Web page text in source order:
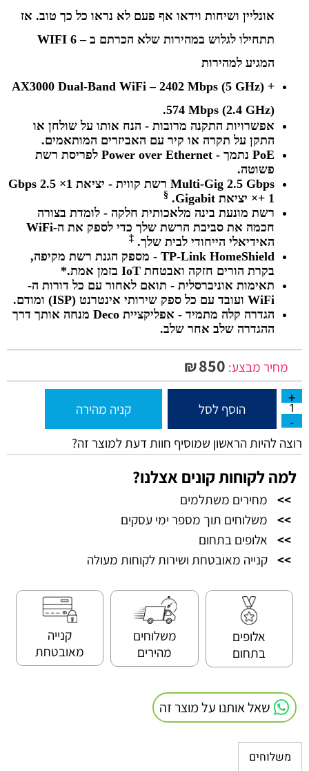
אונליין ושיחות וידאו אף פעם לא נראו כל כך טוב. אז
תתחילו לגלוש במהירות שלא הכרתם ב – WIFI 6
המגיע למהירות
AX3000 Dual-Band WiFi –2402 Mbps (5 GHz) +
574 Mbps (2.4 GHz).
אפשרויות התקנה מרובות - הנח אותו על שולחן או
התקן על תקרה או קיר עם האביזרים המותאמים.
PoE נתמך -
Power over Ethernet לפריסת רשת
פשוטה.
Multi-Gig 2.5 Gbps רשת קווית -
יציאת 1× 2.5 Gbps
+ 1× יציאת Gigabit.
§
רשת מונעת בינה מלאכותית חלקה - לומדת בצורה
חכמה את סביבת הרשת שלך כדי לספק את ה-WiFi
האידיאלי הייחודי לבית שלך. ‡
TP-Link HomeShield -
מספק הגנת רשת מקיפה,
בקרת הורים חזקה ואבטחת IoT בזמן אמת.*
תאימות אוניברסלית - תואם לאחור עם כל דורות ה-
WiFi ועובד עם כל ספק שירותי אינטרנט (ISP) ומודם.
הגדרה קלה מתמיד -
אפליקציית Deco מנחה אותך דרך
ההגדרה שלב אחר שלב.
מחיר מבצע: ₪850
הוסף לסל קניה מהירה
רוצה להיות הראשון שמוסיף חוות דעת למוצר זה?
למה לקוחות קונים אצלנו?
>>
מחירים משתלמים
>>
משלוחים תוך מספר ימי עסקים
>>
אלופים בתחום
>> קנייה מאובטחת ושירות לקוחות מעולה
אלופים
בתחום
משלוחים
מהירים
קנייה
מאובטחת
שאל אותנו על מוצר זה
משלוחים